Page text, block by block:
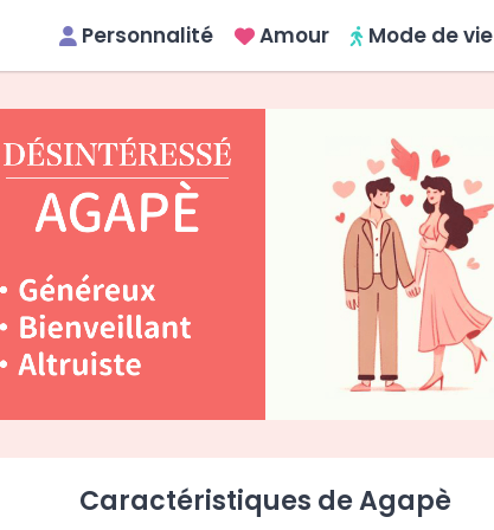
Personnalité Amour Mode de vie
Caractéristiques de Agapè